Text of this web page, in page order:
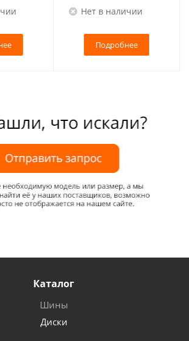
Нет в наличии
Подробнее
Каталог
Шины
Диски